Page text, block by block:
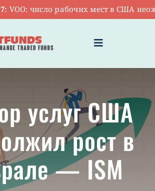
VOO: число рабочих мест в США
Toggle
Navigation
В ETF
ETF
услуг США
рост в
— ISM